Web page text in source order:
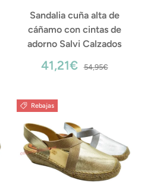
Sandalia cuña alta de
cáñamo con cintas de
adorno Salvi Calzados
41,21€ 54,95€
Rebajas